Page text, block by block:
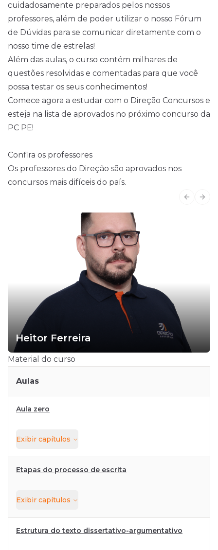
cuidadosamente preparados pelos nossos
professores, além de poder utilizar o nosso Fórum
de Dúvidas para se comunicar diretamente com o
nosso time de estrelas!
Além das aulas, o curso contém milhares de
questões resolvidas e comentadas para que você
possa testar os seus conhecimentos!
Comece agora a estudar com o Direção Concursos e
esteja na lista de aprovados no próximo concurso da
PC PE!
Confira os professores
Os professores do Direção são aprovados nos
concursos mais difíceis do país.
Heitor Ferreira
Material do curso
Aulas
Aula zero
Exibir capítulos
Etapas do processo de escrita
Exibir capítulos
Estrutura do texto dissertativo-argumentativo